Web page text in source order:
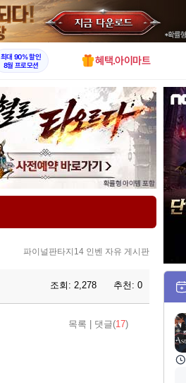
최대 90% 할인
8월 프로모션
혜택.아이마트
파이널판타지14 인벤 자유 게시판
조회: 2,278 추천: 0
목록 댓글(17)